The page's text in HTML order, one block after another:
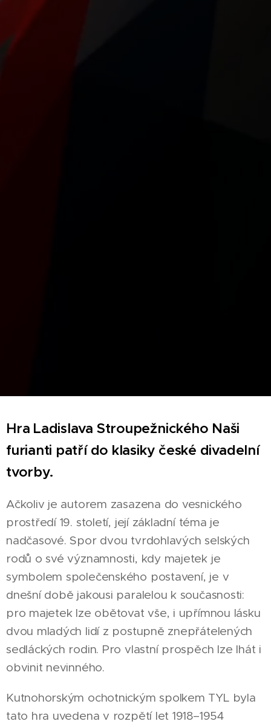
Hra Ladislava Stroupežnického Naši
furianti patří do klasiky české divadelní
tvorby.
Ačkoliv je autorem zasazena do vesnického
prostředí 19. století, její základní téma je
nadčasové. Spor dvou tvrdohlavých selských
rodů o své významnosti, kdy majetek je
symbolem společenského postavení, je v
dnešní době jakousi paralelou k současnosti:
pro majetek lze obětovat vše, i upřímnou lásku
dvou mladých lidí z postupně znepřátelených
sedláckých rodin. Pro vlastní prospěch lze lhát i
obvinit nevinného.
Kutnohorským ochotnickým spolkem TYL byla
tato hra uvedena v rozpětí let 1918–1954